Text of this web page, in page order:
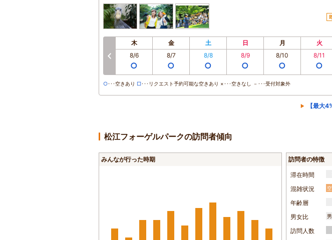
木 金 土 日 月 火
8/6
○
8/7
○
8/8
○
8/9
○
8/10
○
8/11
○
○･･･空きあり □･･･リクエスト予約可能な空きあり ×･･･空きなし －･･･受付対象外
【最大
松江フォーゲルパークの訪問者傾向
みんなが行った時期 訪問者の特徴
滞在時間
混雑状況
年齢層
男女比
訪問人数